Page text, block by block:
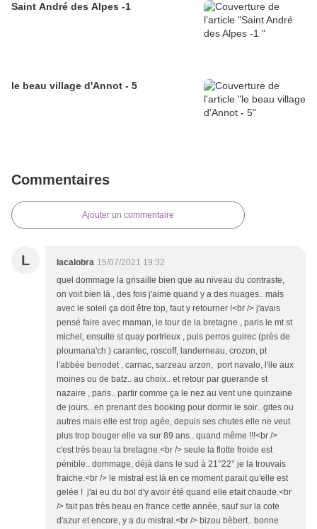
Saint André des Alpes -1
le beau village d'Annot - 5
Commentaires
Ajouter un commentaire
L lacalobra 15/07/2021 19:32
quel dommage la grisaille bien que au niveau du contraste,
on voit bien là , des fois j'aime quand y a des nuages.. mais
avec le soleil ça doit être top, faut y retourner !<br /> j'avais
pensé faire avec maman, le tour de la bretagne , paris le mt st
michel, ensuite st quay portrieux , puis perros guirec (près de
ploumana'ch ) carantec, roscoff, landerneau, crozon, pt
l'abbée benodet , carnac, sarzeau arzon, port navalo, l'ile aux
moines ou de batz.. au choix.. et retour par guerande st
nazaire , paris.. partir comme ça le nez au vent une quinzaine
de jours.. en prenant des booking pour dormir le soir.. gites ou
autres mais elle est trop agée, depuis ses chutes elle ne veut
plus trop bouger elle va sur 89 ans.. quand même !!!<br />
c'est très beau la bretagne.<br /> seule la flotte froide est
pénible.. dommage, déjà dans le sud à 21°22° je la trouvais
fraiche.<br /> le mistral est là en ce moment parait qu'elle est
gelée ! j'ai eu du bol d'y avoir été quand elle etait chaude.<br
/> fait pas très beau en france cette année, sauf sur la cote
d'azur et encore, y a du mistral.<br /> bizou bèbert.. bonne